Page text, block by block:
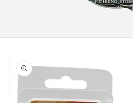
информации
о продукте